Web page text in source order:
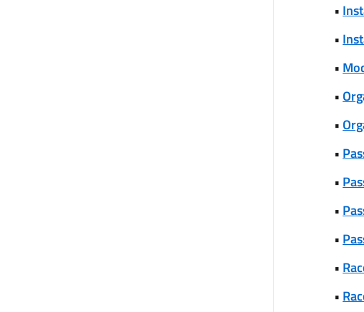
•
•
•
•
•
•
•
•
•
•
•